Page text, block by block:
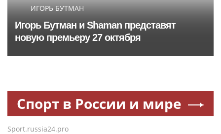
ИГОРЬ БУТМАН
Игорь Бутман и Shaman представят
новую премьеру 27 октября
Спорт в России и мире
Sport.russia24.pro